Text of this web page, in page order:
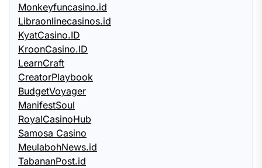
Monkeyfuncasino.id
Libraonlinecasinos.id
KyatCasino.ID
KroonCasino.ID
LearnCraft
CreatorPlaybook
BudgetVoyager
ManifestSoul
RoyalCasinoHub
Samosa Casino
MeulabohNews.id
TabananPost.id